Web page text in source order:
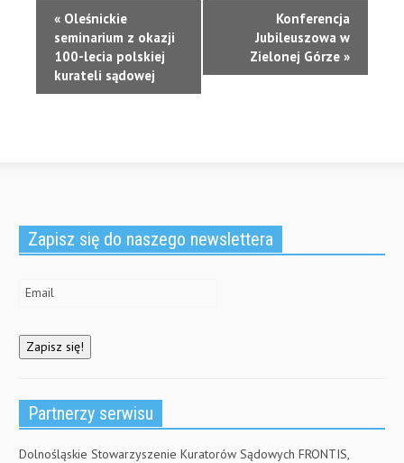
Wydarzenie
Nawigacja
« Oleśnickie
seminarium z okazji
100-lecia polskiej
kurateli sądowej
Konferencja
Jubileuszowa w
Zielonej Górze »
Zapisz się do naszego newslettera
Partnerzy serwisu
Dolnośląskie Stowarzyszenie Kuratorów Sądowych FRONTIS,